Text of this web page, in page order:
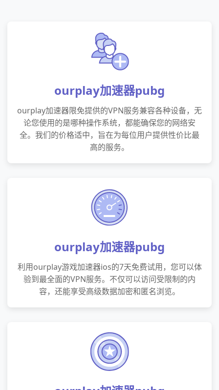
ourplay加速器pubg
ourplay加速器限免提供的VPN服务兼容各种设备，无
论您使用的是哪种操作系统，都能确保您的网络安
全。我们的价格适中，旨在为每位用户提供性价比最
高的服务。
ourplay加速器pubg
利用ourplay游戏加速器ios的7天免费试用，您可以体
验到最全面的VPN服务。不仅可以访问受限制的内
容，还能享受高级数据加密和匿名浏览。